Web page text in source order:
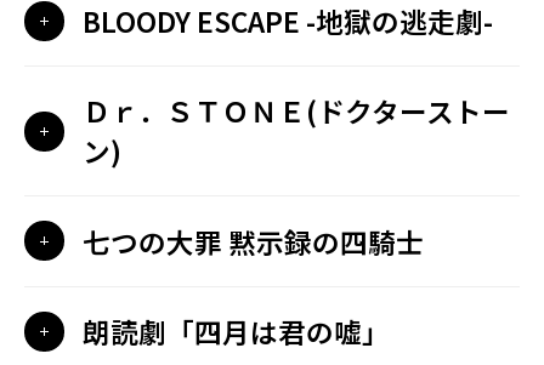
BLOODY ESCAPE -地獄の逃走劇-
Ｄｒ．ＳＴＯＮＥ(ドクターストー
ン)
七つの大罪 黙示録の四騎士
朗読劇「四月は君の嘘」